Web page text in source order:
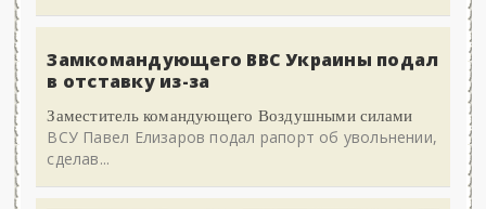
Замкомандующего ВВС Украины подал
в отставку из-за
Заместитель командующего Воздушными силами
ВСУ Павел Елизаров подал рапорт об увольнении,
сделав...